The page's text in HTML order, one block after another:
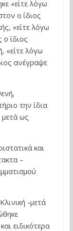
«είτε λόγω
ο ίδιος
«είτε λόγω
ίδιος
«είτε λόγω
ανέγραψε
την ίδια
μετά ως
και
–
-μετά
ειδικότερα